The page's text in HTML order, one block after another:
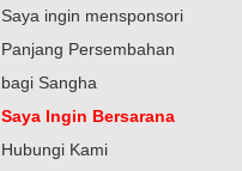
Saya ingin mensponsori
Panjang Persembahan
bagi Sangha
Saya Ingin Bersarana
Hubungi Kami